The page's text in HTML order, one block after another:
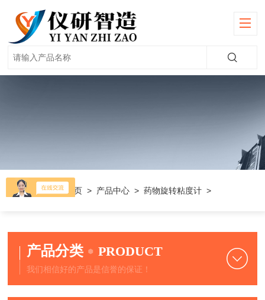
当前位置： 首页 > 产品中心 >药物旋转粘度计 >
产品分类 PRODUCT
我们相信好的产品是信誉的保证！